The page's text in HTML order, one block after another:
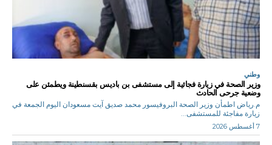
وطني
وزير الصحة في زيارة فجائية إلى مستشفى بن باديس بقسنطينة ويطمئن على
وضعية جرحى الحادث
م.رياض اطمأن وزير الصحة البروفيسور محمد صديق آيت مسعودان اليوم الجمعة في
زيارة مفاجئة للمستشفى...
7 أغسطس 2026